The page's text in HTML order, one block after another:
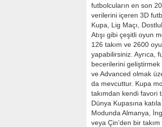
futbolcuların en son
verilerini içeren 3D
Kupa, Lig Maçı,
Atışı gibi çeşitli oyun
126 takım ve 2600
yapabilirsiniz. Ayrıca,
becerilerini
ve Advanced olmak
da mevcuttur. Kupa
takımdan kendi favori
Dünya Kupasına
Modunda Almanya,
veya Çin’den bir